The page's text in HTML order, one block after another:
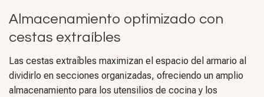
Almacenamiento optimizado con
cestas extraíbles
Las cestas extraíbles maximizan el espacio del armario al
dividirlo en secciones organizadas, ofreciendo un amplio
almacenamiento para los utensilios de cocina y los